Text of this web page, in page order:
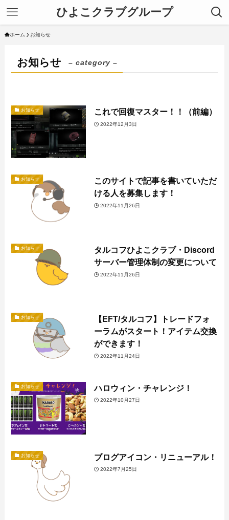
ひよこクラブグループ
ホーム お知らせ
お知らせ – category –
お知らせ これで回復マスター！！（前編）
2022年12月3日
お知らせ
このサイトで記事を書いていただ
ける人を募集します！
2022年11月26日
お知らせ
タルコフひよこクラブ・Discord
サーバー管理体制の変更について
2022年11月26日
お知らせ
【EFT/タルコフ】トレードフォ
ーラムがスタート！アイテム交換
ができます！
2022年11月24日
お知らせ ハロウィン・チャレンジ！
2022年10月27日
お知らせ ブログアイコン・リニューアル！
2022年7月25日